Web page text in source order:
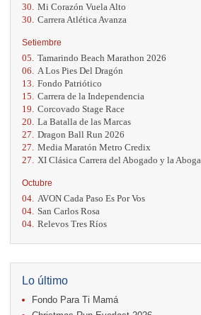
30. Mi Corazón Vuela Alto
30. Carrera Atlética Avanza
Setiembre
05. Tamarindo Beach Marathon 2026
06.
A Los Pies Del Dragón
13. Fondo Patriótico
15. Carrera de la Independencia
19. Corcovado Stage Race
20. La Batalla de las Marcas
27. Dragon Ball Run 2026
27. Media Maratón Metro Credix
27.
XI Clásica Carrera del Abogado y la
Octubre
04. AVON Cada Paso Es Por Vos
04. San Carlos Rosa
04. Relevos Tres Ríos
17. Caribe Paradise Run
18.
Casa Turire Trail Run
18. Warriors Run Circuit
18. Samsung Jacó Beach Half Marathon 2026
Lo último
Fondo Para Ti Mamá